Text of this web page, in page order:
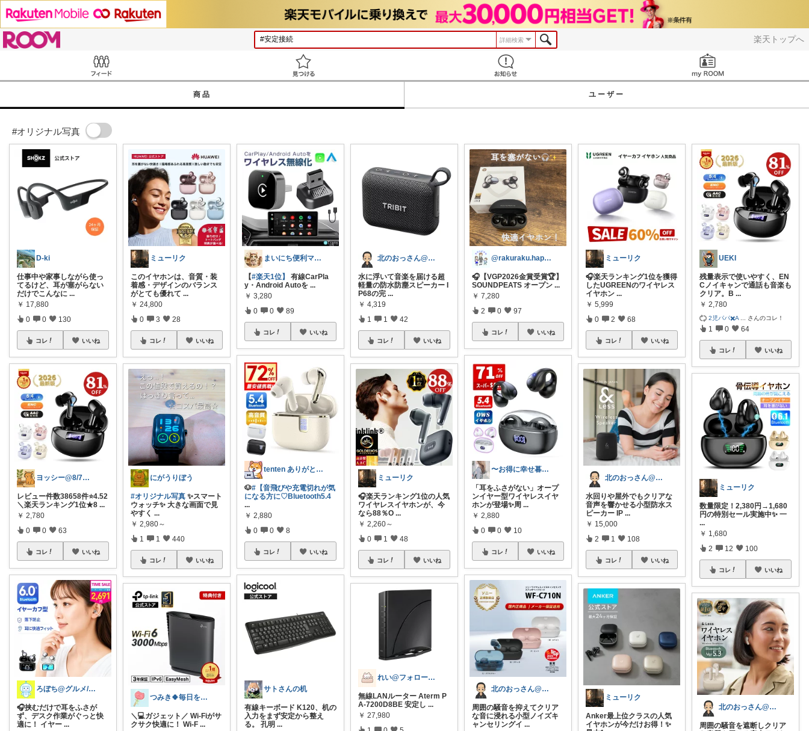
楽天トップへ
詳細検索
商品 ユーザー
#オリジナル写真
D-ki
仕事中や家事しながら使っ
てるけど、耳が塞がらない
だけでこんなに ...
￥ 17,880
0 0 130
コレ いいね
ヨッシー@8/7経由購入感謝！
レビュー件数38658件⭐️4.52
＼楽天ランキング1位★8 ...
￥ 2,780
0 0 63
コレ いいね
ろぼち@グルメ/キッチン雑貨
🎧挟むだけで耳をふさが
ず、デスク作業がぐっと快
適に！ イヤー ...
ミューリク
このイヤホンは、音質・装
着感・デザインのバランス
がとても優れて ...
￥ 24,800
0 3 28
コレ いいね
にがうりぼう
#オリジナル写真 ✨スマート
ウォッチ✨ 大きな画面で見
やすく ...
￥ 2,980～
1 1 440
コレ いいね
つみき🍀毎日をご機嫌にする♡
＼💻ガジェット／ Wi-Fiがサ
クサク快適に！ Wi-F ...
まいにち便利マーケット
【#楽天1位】
有線CarPla
y・Android Autoを ...
￥ 3,280
0 0 89
コレ いいね
tenten ありがとうございます。😃
🐶#【音飛びや充電切れが気
になる方に♡Bluetooth5.4
...
￥ 2,880
0 0 8
コレ いいね
サトさんの机
有線キーボード K120、机の
入力をまず安定から整え
る。 孔明 ...
北のおっさん@ガジェット好き
水に浮いて音楽を届ける超
軽量の防水防塵スピーカー I
P68の完 ...
￥ 4,319
1 1 42
コレ いいね
ミューリク
🎧楽天ランキング1位の人気
ワイヤレスイヤホンが、今
なら88％O ...
￥ 2,260～
0 1 48
コレ いいね
れい@フォロー＆経由購入感謝です♪
無線LANルーター Aterm P
A-7200D8BE 安定し ...
￥ 27,980
@rakuraku.happy.mama
🎧【VGP2026金賞受賞🏆】
SOUNDPEATS オープン ...
￥ 7,280
2 0 97
コレ いいね
〜お得に幸せ暮らし〜
「耳をふさがない」オープ
ンイヤー型ワイヤレスイヤ
ホンが登場✨周 ...
￥ 2,880
0 0 10
コレ いいね
北のおっさん@ガジェット好き
周囲の騒音を抑えてクリア
な音に浸れる小型ノイズキ
ャンセリングイ ...
ミューリク
🎧楽天ランキング1位を獲得
したUGREENのワイヤレス
イヤホン ...
￥ 5,999
0 2 68
コレ いいね
北のおっさん@ガジェット好き
水回りや屋外でもクリアな
音声を響かせる小型防水ス
ピーカー IP ...
￥ 15,000
2 1 108
コレ いいね
ミューリク
Anker最上位クラスの人気
イヤホンが今だけお得！✨
UEKI
残量表示で使いやすく、EN
Cノイキャンで通話も音楽も
クリア。B ...
￥ 2,780
2児パパ✖️A さんのコレ！
1 0 64
コレ いいね
ミューリク
数量限定！2,380円→1,680
円の特別セール実施中✨ 一
...
￥ 1,680
2 12 100
コレ いいね
北のおっさん@ガジェット好き
周囲の騒音を遮断しクリア